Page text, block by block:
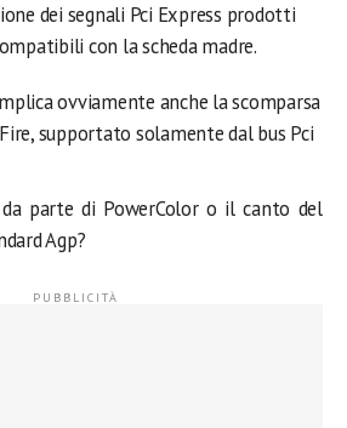
dei segnali Pci Express prodotti
con la scheda madre.
ovviamente anche la scomparsa
supportato solamente dal bus Pci
parte di PowerColor o il canto del
Agp?